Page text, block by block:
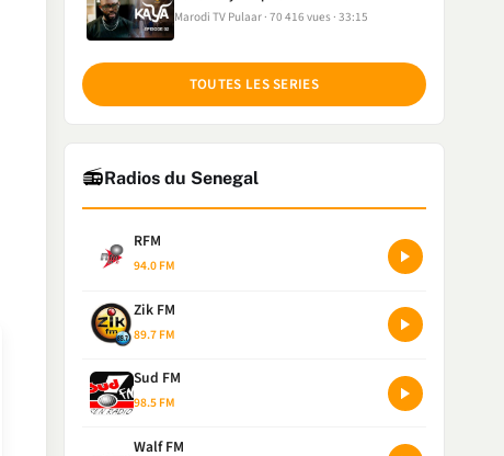
Marodi TV Pulaar 70 416 vues 33:15
TOUTES LES SERIES
📻Radios du Senegal
RFM
94.0 FM
Zik FM
89.7 FM
Sud FM
98.5 FM
Walf FM